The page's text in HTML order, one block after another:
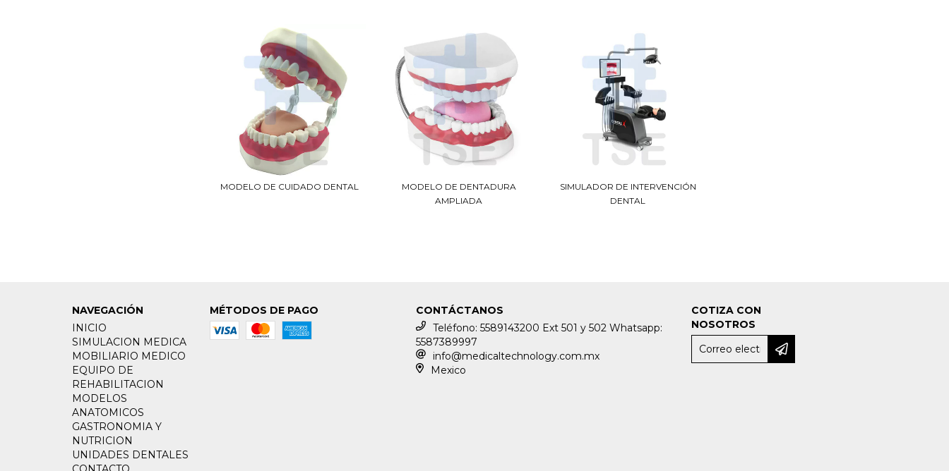
MODELO DE CUIDADO DENTAL
MODELO DE DENTADURA
AMPLIADA
SIMULADOR DE INTERVENCIÓN
DENTAL
NAVEGACIÓN
INICIO
SIMULACION MEDICA
MOBILIARIO MEDICO
EQUIPO DE
REHABILITACION
MODELOS
ANATOMICOS
GASTRONOMIA Y
NUTRICION
UNIDADES DENTALES
MÉTODOS DE PAGO
CONTÁCTANOS
Teléfono: 5589143200 Ext 501 y 502 Whatsapp:
5587389997
info@medicaltechnology.com.mx
Mexico
COTIZA CON
NOSOTROS